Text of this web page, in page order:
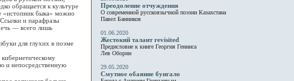
обращается к культуре
«истопник быка» можно
и парафразы
— всего лишь
для глухих в поэме
и непосредственную
Преодоление отчуждения
О современной русскоязычной поэзии Казахстана
Павел Банников
01.06.2020
Жестокий талант revisited
Предисловие к книге Георгия Генниса
Лев Оборин
29.05.2020
Смутное обаяние бунгало